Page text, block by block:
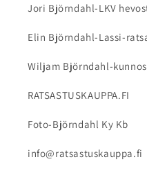
Jori Björndahl-LKV
Elin Björndahl-Lassi-
Wiljam Björndahl-
RATSASTUSKAUPPA.FI
Foto-Björndahl Ky Kb
info@ratsastuskauppa.fi